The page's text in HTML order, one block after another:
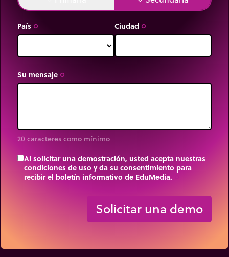
País trip_origin Ciudad trip_origin
Su mensaje trip_origin
20 caracteres como mínimo
Al solicitar una demostración, usted acepta nuestras
condiciones de uso y da su consentimiento para
recibir el boletín informativo de EduMedia.
Solicitar una demo